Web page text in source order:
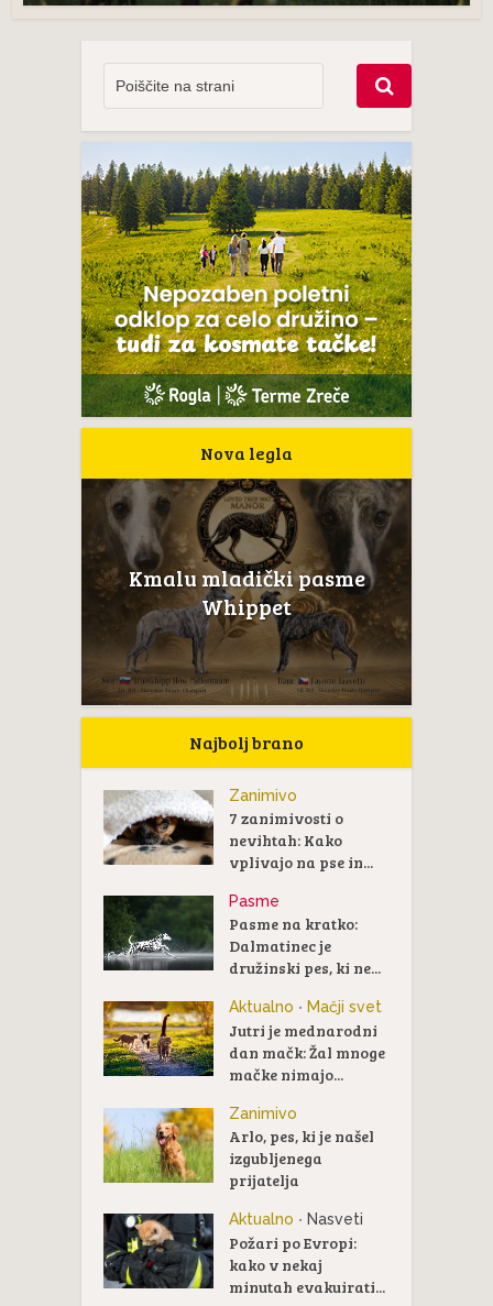
Nova legla
Kmalu mladički pasme
Whippet
Najbolj brano
Zanimivo
7 zanimivosti o
nevihtah: Kako
vplivajo na pse in...
Pasme
Pasme na kratko:
Dalmatinec je
družinski pes, ki ne...
Aktualno • Mačji svet
Jutri je mednarodni
dan mačk: Žal mnoge
mačke nimajo...
Zanimivo
Arlo, pes, ki je našel
izgubljenega
prijatelja
Aktualno • Nasveti
Požari po Evropi:
kako v nekaj
minutah evakuirati...